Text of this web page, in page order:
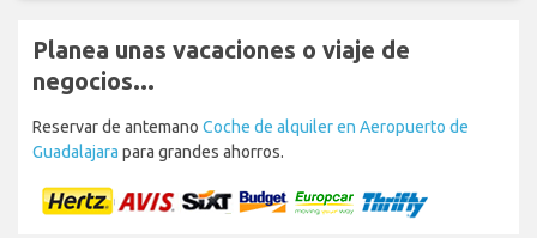
Planea unas vacaciones o viaje de
negocios...
Reservar de antemano Coche de alquiler en Aeropuerto de
Guadalajara para grandes ahorros.